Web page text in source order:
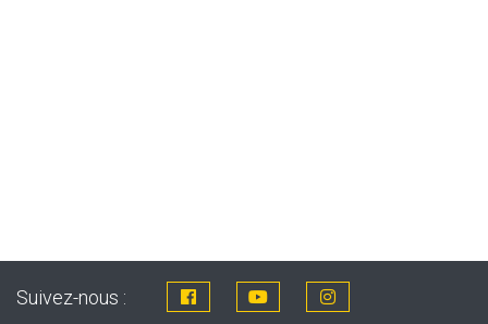
Suivez-nous :